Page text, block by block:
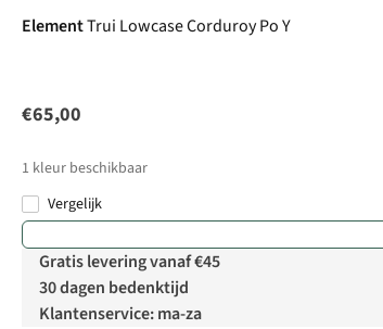
ElementTrui Lowcase Corduroy Po Y
€65,00
1 kleur beschikbaar
Vergelijk
Gratis levering vanaf €45
30 dagen bedenktijd
Klantenservice: ma-za